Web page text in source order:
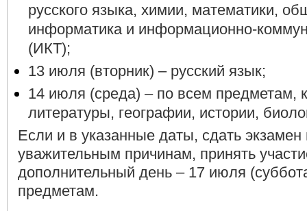
русского языка, химии, математики,
информатика и информационно-
(ИКТ);
13 июля (вторник) – русский язык;
14 июля (среда) – по всем предметам,
литературы, географии, истории,
Если и в указанные даты, сдать экзамен
уважительным причинам, принять
дополнительный день – 17 июля
предметам.